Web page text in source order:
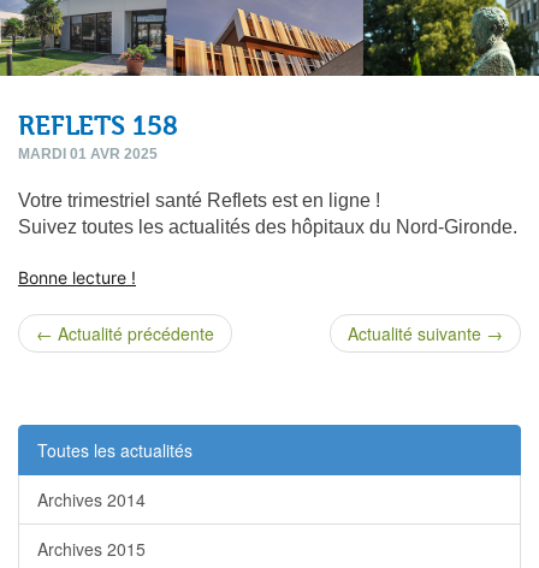
REFLETS 158
MARDI 01 AVR 2025
Votre trimestriel santé Reflets est en ligne !
Suivez toutes les actualités des hôpitaux du Nord-Gironde.
Bonne lecture !
← Actualité précédente Actualité suivante →
Toutes les actualités
Archives 2014
Archives 2015